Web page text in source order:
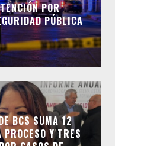
POR
PÚBLICA
BCS SUMA 12
Y TRES